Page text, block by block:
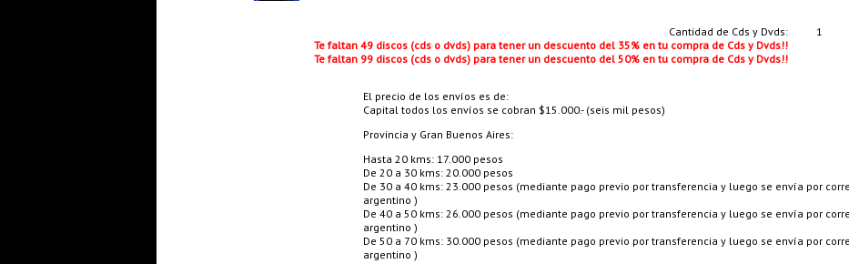
Cantidad de Cds y Dvds:
Te faltan 49 discos (cds o dvds) para tener un descuento del 35% en tu compra de Cds y Dvds!!
Te faltan 99 discos (cds o dvds) para tener un descuento del 50% en tu compra de Cds y Dvds!!
1
El precio de los envíos es de:
Capital todos los envíos se cobran $15.000.- (seis mil pesos)
Provincia y Gran Buenos Aires:
Hasta 20 kms: 17.000 pesos
De 20 a 30 kms: 20.000 pesos
De 30 a 40 kms: 23.000 pesos (mediante pago previo por transferencia y luego se envía por
argentino )
De 40 a 50 kms: 26.000 pesos (mediante pago previo por transferencia y luego se envía por
argentino )
De 50 a 70 kms: 30.000 pesos (mediante pago previo por transferencia y luego se envía por
argentino )